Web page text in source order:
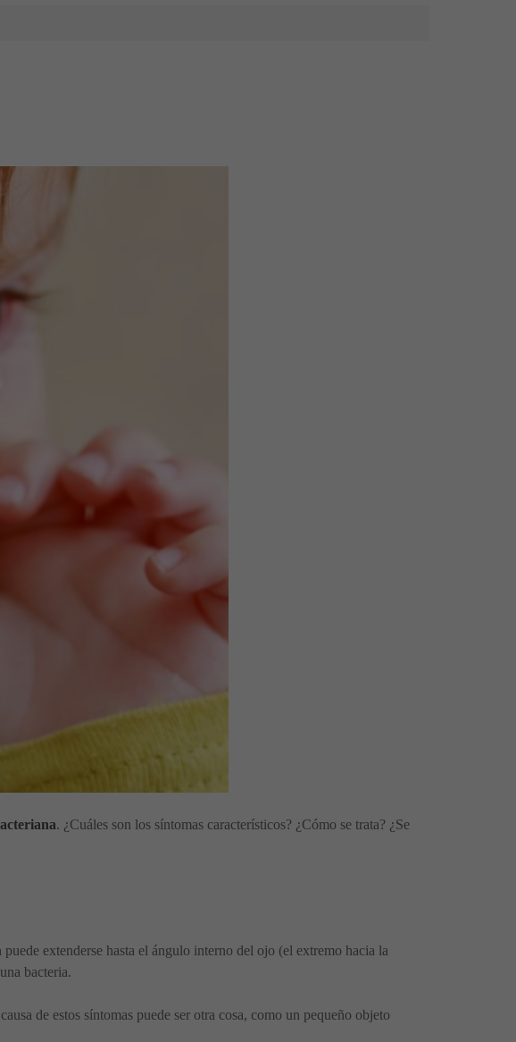
. ¿Cuáles son los síntomas característicos? ¿Cómo se trata? ¿Se
extenderse hasta el ángulo interno del ojo (el extremo hacia la
bacteria.
de estos síntomas puede ser otra cosa, como un pequeño objeto